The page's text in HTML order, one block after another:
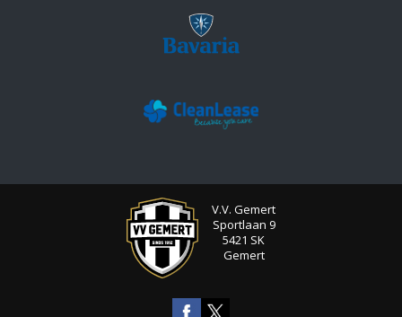
V.V. Gemert
Sportlaan 9
5421 SK
Gemert